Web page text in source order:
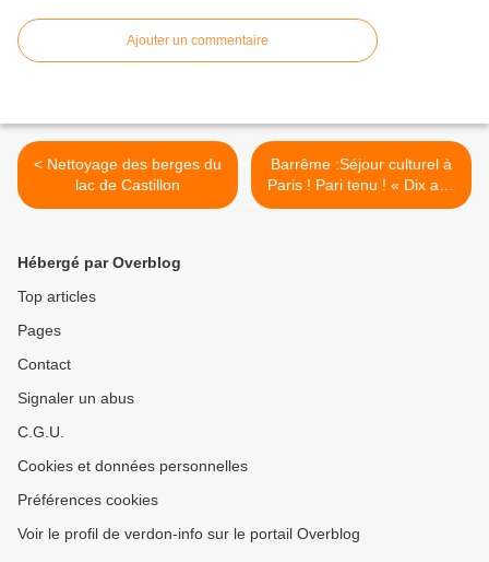
Ajouter un commentaire
< Nettoyage des berges du
lac de Castillon
Barrême :Séjour culturel à
Paris ! Pari tenu ! « Dix ans
ça se fête ! Victor HUGO
Hébergé par Overblog
Top articles
Pages
Contact
Signaler un abus
C.G.U.
Cookies et données personnelles
Préférences cookies
Voir le profil de verdon-info sur le portail Overblog